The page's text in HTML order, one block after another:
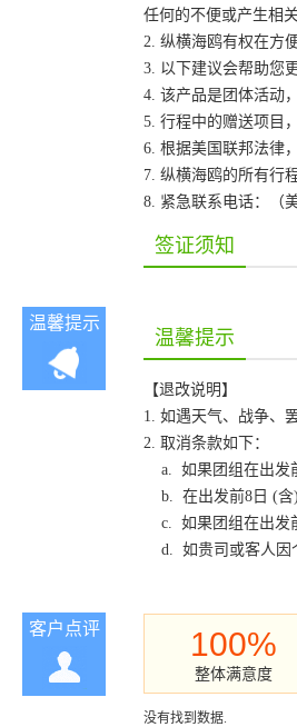
任何的不便或产生相
2. 纵横海鸥有权在方
3. 以下建议会帮助您
4. 该产品是团体活动
5. 行程中的赠送项目
6. 根据美国联邦法律
7. 纵横海鸥的所有行
8. 紧急联系电话：（
签证须知
温馨提示
温馨提示
【退改说明】
1. 如遇天气、战争、
2. 取消条款如下：
a. 如果团组在出发
b. 在出发前8日 (含)
c. 如果团组在出发
d. 如贵司或客人因
客户点评 100%
整体满意度
没有找到数据.